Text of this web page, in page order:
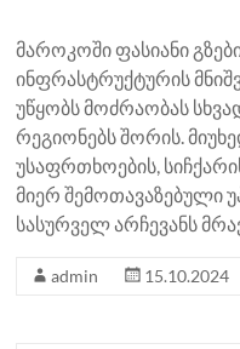
მაროკოში ფასიანი
ინფრასტრუქტურის
უწყობს მოძრაობას
რეგიონებს შორის.
უსაფრთხოების,
მიერ შემოთავაზებული
სასურველ არჩევანს
admin 15.10.2024